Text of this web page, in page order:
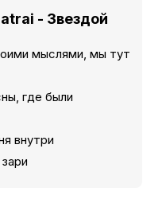
- Звездой
мыслями, мы тут
где были
внутри